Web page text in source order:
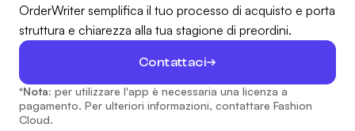
OrderWriter semplifica il tuo processo di acquisto e porta
struttura e chiarezza alla tua stagione di preordini.
Contattaci
*Nota: per utilizzare l'app è necessaria una licenza a
pagamento. Per ulteriori informazioni, contattare Fashion
Cloud.